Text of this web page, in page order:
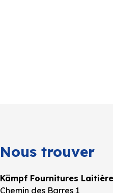
Nous trouver
Kämpf Fournitures
Chemin des Barres 1